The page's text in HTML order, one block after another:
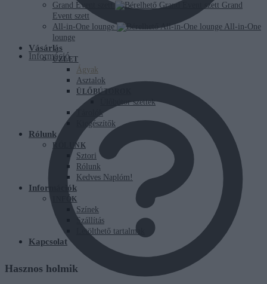
Információ
Grand Event szett
Grand
Event szett
All-in-One lounge
All-in-One
lounge
Vásárlás
ÜZLET
Ágyak
Asztalok
ÜLŐBÚTOROK
Ülőbútor szettek
Tárolók
Kiegészítők
Rólunk
RÓLUNK
Sztori
Rólunk
Kedves Naplóm!
Információk
INFÓK
Színek
Szállítás
Letölthető tartalmak
Kapcsolat
Hasznos holmik